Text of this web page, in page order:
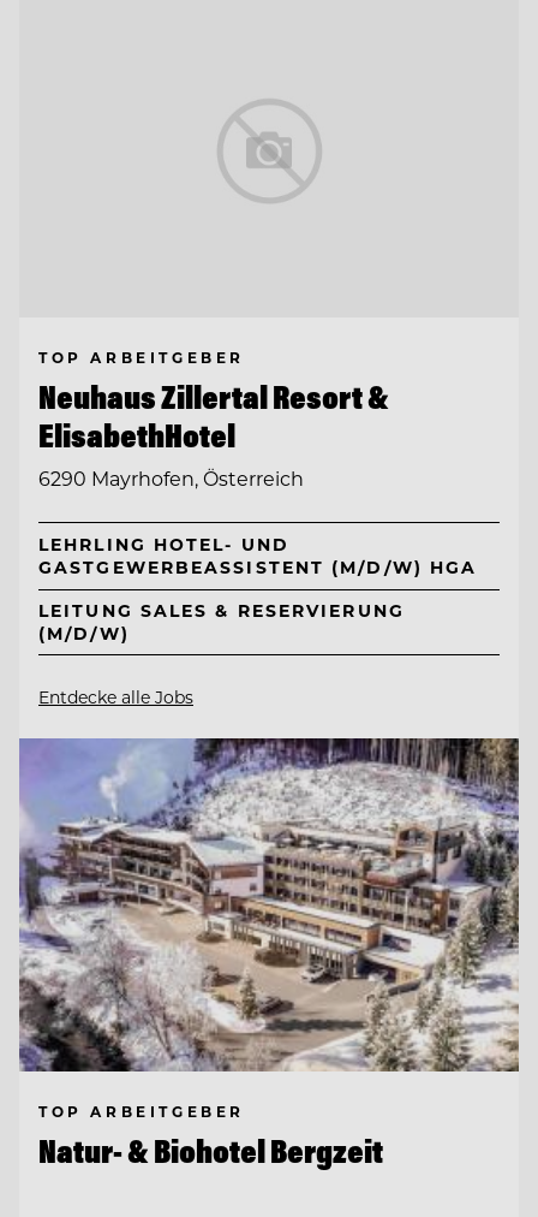
TOP ARBEITGEBER
Neuhaus Zillertal Resort &
ElisabethHotel
6290 Mayrhofen, Österreich
LEHRLING HOTEL- UND
GASTGEWERBEASSISTENT (M/D/W) HGA
LEITUNG SALES & RESERVIERUNG
(M/D/W)
Entdecke alle Jobs
TOP ARBEITGEBER
Natur- & Biohotel Bergzeit